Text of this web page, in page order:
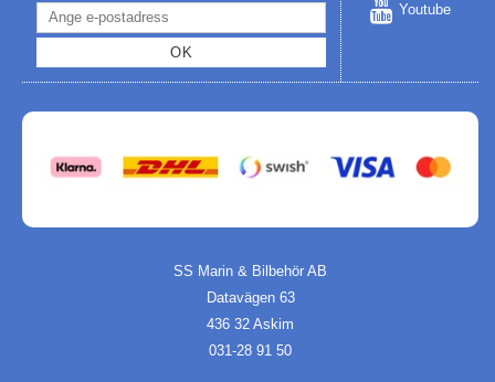
OK
Youtube
SS Marin & Bilbehör AB
Datavägen 63
436 32 Askim
031-28 91 50